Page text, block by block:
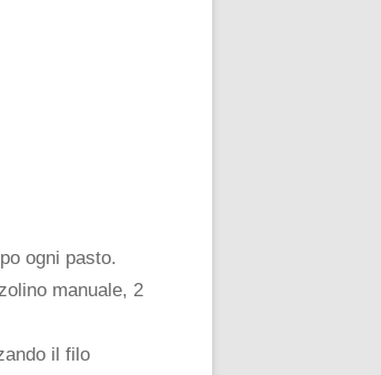
ogni pasto.
manuale, 2
il filo